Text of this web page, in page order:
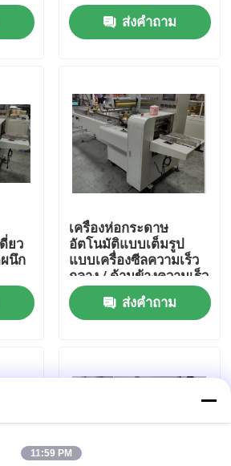
าษทิชชู
ส่งคำถาม
ยว
นึก
เครื่องห่อกระดาษ
อัตโนมัติแบบเต็มรูป
แบบเครื่องซีลความเร็ว
กลาง / ด้านข้างความเร็ว
สูง
ส่งคำถาม
11:59 PM